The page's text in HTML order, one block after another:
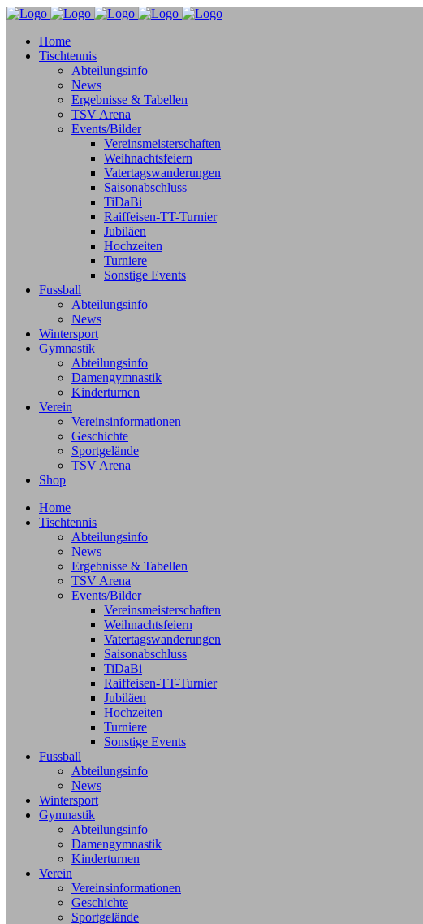
Home
Tischtennis
Abteilungsinfo
News
Ergebnisse & Tabellen
TSV Arena
Events/Bilder
Vereinsmeisterschaften
Weihnachtsfeiern
Vatertagswanderungen
Saisonabschluss
TiDaBi
Raiffeisen-TT-Turnier
Jubiläen
Hochzeiten
Turniere
Sonstige Events
Fussball
Abteilungsinfo
News
Wintersport
Gymnastik
Abteilungsinfo
Damengymnastik
Kinderturnen
Verein
Vereinsinformationen
Geschichte
Sportgelände
TSV Arena
Shop
Home
Tischtennis
Abteilungsinfo
News
Ergebnisse & Tabellen
TSV Arena
Events/Bilder
Vereinsmeisterschaften
Weihnachtsfeiern
Vatertagswanderungen
Saisonabschluss
TiDaBi
Raiffeisen-TT-Turnier
Jubiläen
Hochzeiten
Turniere
Sonstige Events
Fussball
Abteilungsinfo
News
Wintersport
Gymnastik
Abteilungsinfo
Damengymnastik
Kinderturnen
Verein
Vereinsinformationen
Geschichte
Sportgelände